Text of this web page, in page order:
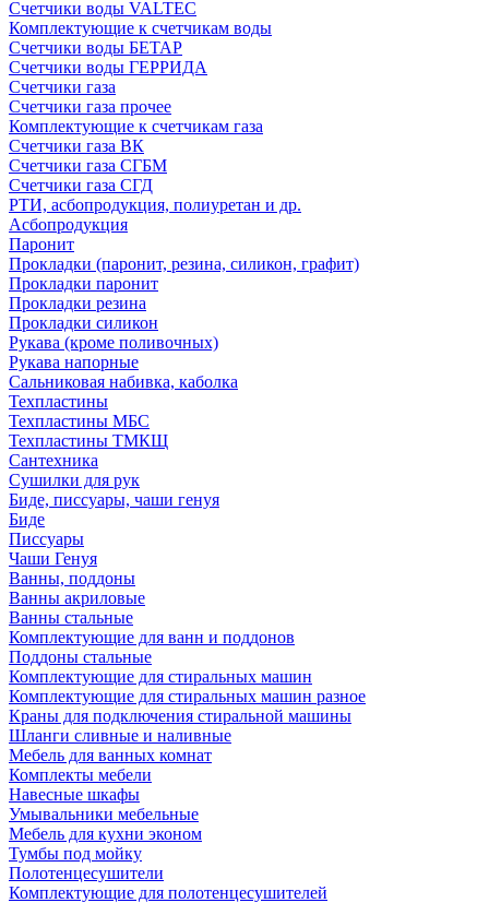
Счетчики воды VALTEC
Комплектующие к счетчикам воды
Счетчики воды БЕТАР
Счетчики воды ГЕРРИДА
Счетчики газа
Счетчики газа прочее
Комплектующие к счетчикам газа
Счетчики газа ВК
Счетчики газа СГБМ
Счетчики газа СГД
РТИ, асбопродукция, полиуретан и др.
Асбопродукция
Паронит
Прокладки (паронит, резина, силикон, графит)
Прокладки паронит
Прокладки резина
Прокладки силикон
Рукава (кроме поливочных)
Рукава напорные
Сальниковая набивка, каболка
Техпластины
Техпластины МБС
Техпластины ТМКЩ
Сантехника
Сушилки для рук
Биде, писсуары, чаши генуя
Биде
Писсуары
Чаши Генуя
Ванны, поддоны
Ванны акриловые
Ванны стальные
Комплектующие для ванн и поддонов
Поддоны стальные
Комплектующие для стиральных машин
Комплектующие для стиральных машин разное
Краны для подключения стиральной машины
Шланги сливные и наливные
Мебель для ванных комнат
Комплекты мебели
Навесные шкафы
Умывальники мебельные
Мебель для кухни эконом
Тумбы под мойку
Полотенцесушители
Комплектующие для полотенцесушителей